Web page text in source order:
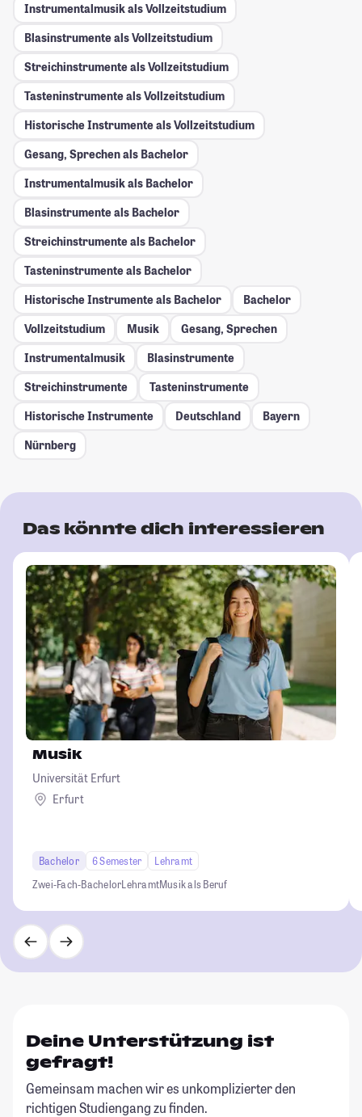
Instrumentalmusik als Vollzeitstudium
Blasinstrumente als Vollzeitstudium
Streichinstrumente als Vollzeitstudium
Tasteninstrumente als Vollzeitstudium
Historische Instrumente als Vollzeitstudium
Gesang, Sprechen als Bachelor
Instrumentalmusik als Bachelor
Blasinstrumente als Bachelor
Streichinstrumente als Bachelor
Tasteninstrumente als Bachelor
Historische Instrumente als Bachelor
Bachelor
Vollzeitstudium
Musik
Gesang, Sprechen
Instrumentalmusik
Blasinstrumente
Streichinstrumente
Tasteninstrumente
Historische Instrumente
Deutschland
Bayern
Nürnberg
Das könnte dich interessieren
Musik
Universität Erfurt
Erfurt
Bachelor 6 Semester
Lehramt
Zwei-Fach-BachelorLehramtMusik als Beruf
Deine Unterstützung ist
gefragt!
Gemeinsam machen wir es unkomplizierter den
richtigen Studiengang zu finden.